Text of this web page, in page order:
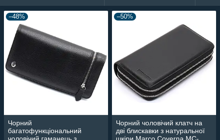
–48%
Чорний
багатофункціональний
–50%
Чорний чоловічий клатч на
дві блискавки з натуральної